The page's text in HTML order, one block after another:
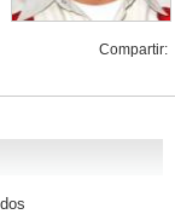
Compartir: